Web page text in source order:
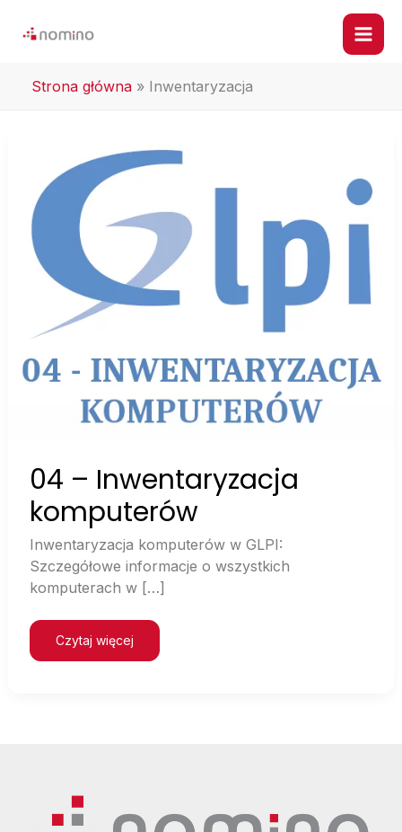
Strona główna » Inwentaryzacja
04 – Inwentaryzacja
komputerów
Inwentaryzacja komputerów w GLPI:
Szczegółowe informacje o wszystkich
komputerach w […]
–
Inwentaryzacja
komputerów
Czytaj więcej